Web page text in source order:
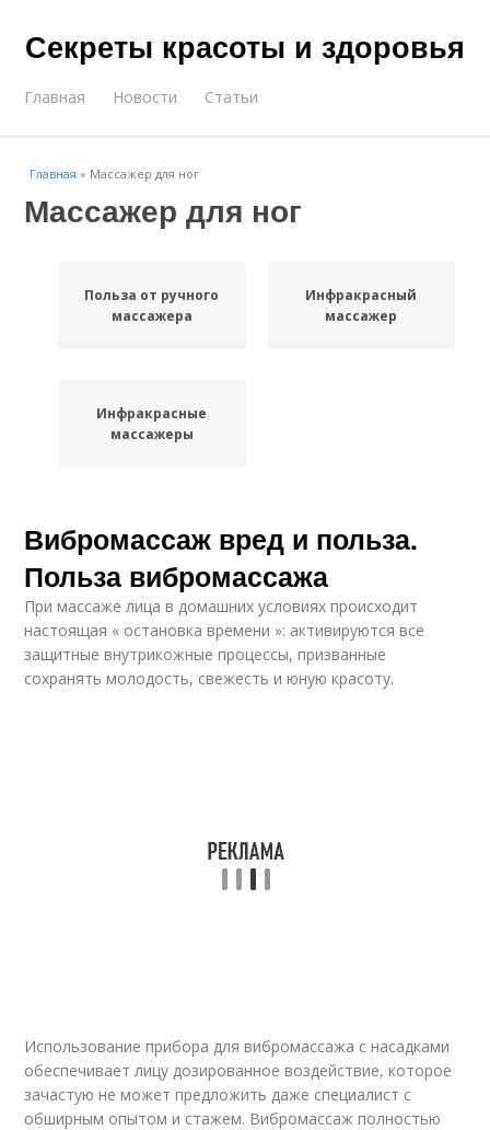
Секреты красоты и здоровья
Главная Новости Статьи
Главная » Массажер для ног
Массажер для ног
Польза от ручного
массажера
Инфракрасный
массажер
Инфракрасные
массажеры
Вибромассаж вред и польза.
Польза вибромассажа
При массаже лица в домашних условиях происходит
настоящая « остановка времени »: активируются все
защитные внутрикожные процессы, призванные
сохранять молодость, свежесть и юную красоту.
Использование прибора для вибромассажа с насадками
обеспечивает лицу дозированное воздействие, которое
зачастую не может предложить даже специалист с
обширным опытом и стажем. Вибромассаж полностью